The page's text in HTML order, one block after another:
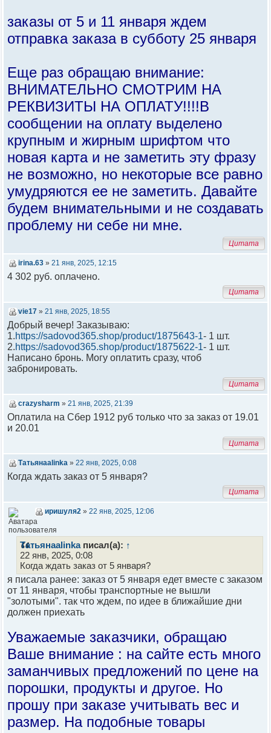
заказы от 5 и 11 января ждем
отправка заказа в субботу 25 января
Еще раз обращаю внимание:
ВНИМАТЕЛЬНО СМОТРИМ НА
РЕКВИЗИТЫ НА ОПЛАТУ!!!!В
сообщении на оплату выделено
крупным и жирным шрифтом что
новая карта и не заметить эту фразу
не возможно, но некоторые все равно
умудряются ее не заметить. Давайте
будем внимательными и не создавать
проблему ни себе ни мне.
Цитата
irina.63 » 21 янв, 2025, 12:15
4 302 руб. оплачено.
Цитата
vie17 » 21 янв, 2025, 18:55
Добрый вечер! Заказываю:
1.https://sadovod365.shop/product/1875643-1- 1 шт.
2.https://sadovod365.shop/product/1875622-1- 1 шт.
Написано бронь. Могу оплатить сразу, чтоб
забронировать.
Цитата
crazysharm » 21 янв, 2025, 21:39
Оплатила на Сбер 1912 руб только что за заказ от 19.01
и 20.01
Цитата
Татьянаalinka » 22 янв, 2025, 0:08
Когда ждать заказ от 5 января?
Цитата
иришуля2 » 22 янв, 2025, 12:06
Татьянаalinkaписал(а): ↑
22 янв, 2025, 0:08
Когда ждать заказ от 5 января?
я писала ранее: заказ от 5 января едет вместе с заказом
от 11 января, чтобы транспортные не вышли
"золотыми". так что ждем, по идее в ближайшие дни
должен приехать
Уважаемые заказчики, обращаю
Ваше внимание : на сайте есть много
заманчивых предложений по цене на
порошки, продукты и другое. Но
прошу при заказе учитывать вес и
размер. На подобные товары